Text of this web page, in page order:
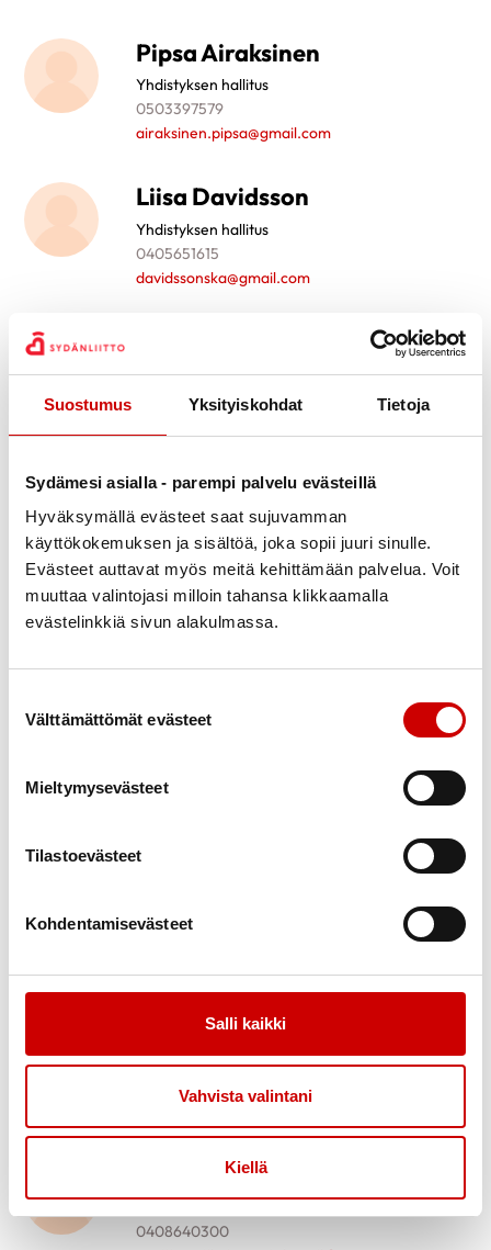
Suostumus Yksityiskohdat Tietoja
Sydämesi asialla - parempi palvelu evästeillä
Hyväksymällä evästeet saat sujuvamman
käyttökokemuksen ja sisältöä, joka sopii juuri sinulle.
Evästeet auttavat myös meitä kehittämään palvelua. Voit
muuttaa valintojasi milloin tahansa klikkaamalla
evästelinkkiä sivun alakulmassa.
Välttämättömät evästeet
Mieltymysevästeet
Tilastoevästeet
Kohdentamisevästeet
Salli kaikki
Vahvista valintani
Kiellä
Pipsa Airaksinen
Yhdistyksen hallitus
0503397579
airaksinen.pipsa@gmail.com
Liisa Davidsson
Yhdistyksen hallitus
0405651615
davidssonska@gmail.com
Yhdistyksen hallitus
0503554559
Juhani Mantsinen
Yhdistyksen hallitus
0500556986
juhani.mantsinen@gmail.com
Terttu Mantsinen
Terttu.Mantsinen@gmail.com
Yhdistyksen hallitus
JUHANI RAATIKAINEN
Yhdistyksen hallitus
0408224164
Pertti Raatikainen
0408640300